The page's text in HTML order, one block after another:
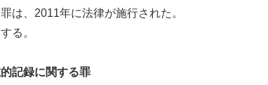
は、2011年に法律が施行された。
る。
記録に関する罪